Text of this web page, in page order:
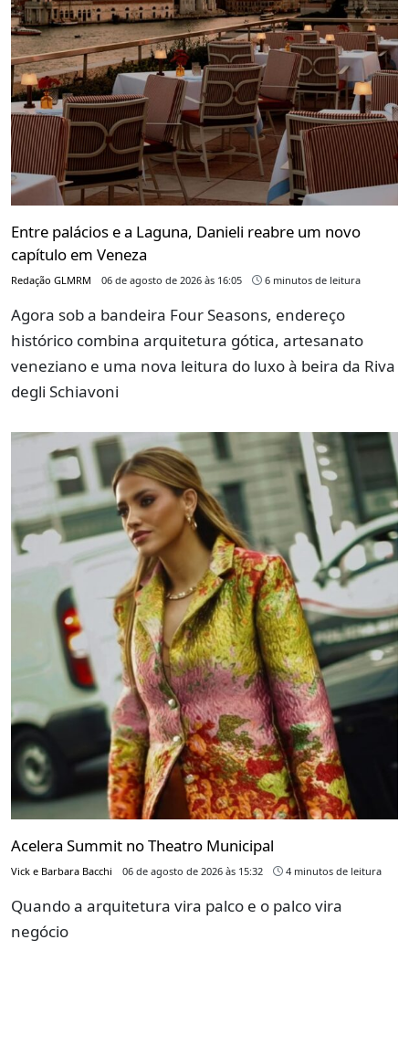
Entre palácios e a Laguna, Danieli reabre um novo
capítulo em Veneza
Redação GLMRM 06 de agosto de 2026 às 16:05 6 minutos de leitura
Agora sob a bandeira Four Seasons, endereço
histórico combina arquitetura gótica, artesanato
veneziano e uma nova leitura do luxo à beira da Riva
degli Schiavoni
Acelera Summit no Theatro Municipal
Vick e Barbara Bacchi 06 de agosto de 2026 às 15:32 4 minutos de leitura
Quando a arquitetura vira palco e o palco vira
negócio